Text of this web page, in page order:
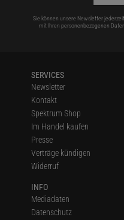
Sie können unsere Newsletter
mit Ihren personenbezogenen
SERVICES
Newsletter
Kontakt
Spektrum Shop
Im Handel kaufen
Presse
Verträge kündigen
Widerruf
INFO
Mediadaten
Datenschutz